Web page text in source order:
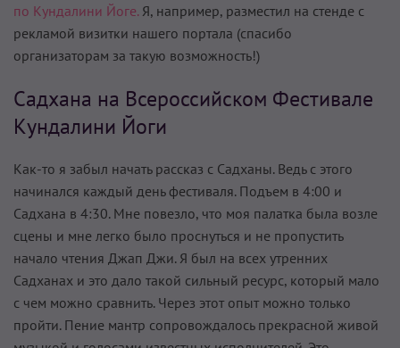
по Кундалини Йоге.Я, например, разместил на стенде с
рекламой визитки нашего портала (спасибо
организаторам за такую возможность!)
Садхана на Всероссийском Фестивале
Кундалини Йоги
Как-то я забыл начать рассказ с Садханы. Ведь с этого
начинался каждый день фестиваля. Подъем в 4:00 и
Садхана в 4:30. Мне повезло, что моя палатка была возле
сцены и мне легко было проснуться и не пропустить
начало чтения Джап Джи. Я был на всех утренних
Садханах и это дало такой сильный ресурс, который мало
с чем можно сравнить. Через этот опыт можно только
пройти. Пение мантр сопровождалось прекрасной живой